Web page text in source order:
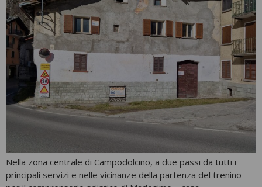
Nella zona centrale di Campodolcino, a due passi da tutti i
principali servizi e nelle vicinanze della partenza del trenino